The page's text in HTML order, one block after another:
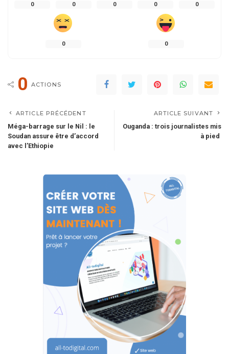
0 0 0 0 0
0 0
0 ACTIONS
ARTICLE PRÉCÉDENT
Méga-barrage sur le Nil : le
Soudan assure être d’accord
avec l’Ethiopie
ARTICLE SUIVANT
Ouganda : trois journalistes mis
à pied